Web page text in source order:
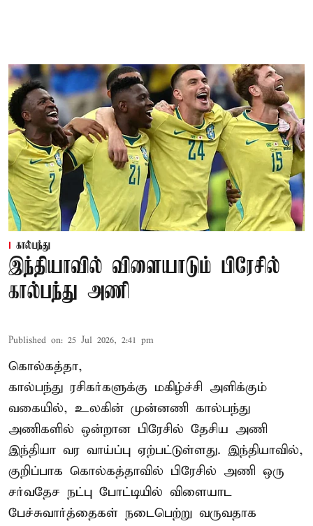
கால்பந்து
இந்தியாவில் விளையாடும் பிரேசில்
கால்பந்து அணி
Published on: 25 Jul 2026, 2:41 pm
கொல்கத்தா,
கால்பந்து ரசிகர்களுக்கு மகிழ்ச்சி அளிக்கும்
வகையில், உலகின் முன்னணி கால்பந்து
அணிகளில் ஒன்றான பிரேசில் தேசிய அணி
இந்தியா வர வாய்ப்பு ஏற்பட்டுள்ளது. இந்தியாவில்,
குறிப்பாக கொல்கத்தாவில் பிரேசில் அணி ஒரு
சர்வதேச நட்பு போட்டியில் விளையாட
பேச்சுவார்த்தைகள் நடைபெற்று வருவதாக